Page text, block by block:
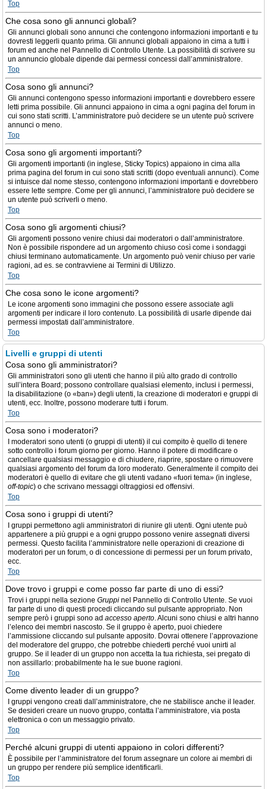
Top
Che cosa sono gli annunci globali?
Gli annunci globali sono annunci che contengono informazioni importanti e tu
dovresti leggerli quanto prima. Gli annunci globali appaiono in cima a tutti i
forum ed anche nel Pannello di Controllo Utente. La possibilità di scrivere su
un annuncio globale dipende dai permessi concessi dall’amministratore.
Top
Cosa sono gli annunci?
Gli annunci contengono spesso informazioni importanti e dovrebbero essere
letti prima possibile. Gli annunci appaiono in cima a ogni pagina del forum in
cui sono stati scritti. L’amministratore può decidere se un utente può scrivere
annunci o meno.
Top
Cosa sono gli argomenti importanti?
Gli argomenti importanti (in inglese, Sticky Topics) appaiono in cima alla
prima pagina del forum in cui sono stati scritti (dopo eventuali annunci). Come
si intuisce dal nome stesso, contengono informazioni importanti e dovrebbero
essere lette sempre. Come per gli annunci, l’amministratore può decidere se
un utente può scriverli o meno.
Top
Cosa sono gli argomenti chiusi?
Gli argomenti possono venire chiusi dai moderatori o dall’amministratore.
Non è possibile rispondere ad un argomento chiuso così come i sondaggi
chiusi terminano automaticamente. Un argomento può venir chiuso per varie
ragioni, ad es. se contravviene ai Termini di Utilizzo.
Top
Che cosa sono le icone argomenti?
Le icone argomenti sono immagini che possono essere associate agli
argomenti per indicare il loro contenuto. La possibilità di usarle dipende dai
permessi impostati dall’amministratore.
Top
Livelli e gruppi di utenti
Cosa sono gli amministratori?
Gli amministratori sono gli utenti che hanno il più alto grado di controllo
sull’intera Board; possono controllare qualsiasi elemento, inclusi i permessi,
la disabilitazione (o «ban») degli utenti, la creazione di moderatori e gruppi di
utenti, ecc. Inoltre, possono moderare tutti i forum.
Top
Cosa sono i moderatori?
I moderatori sono utenti (o gruppi di utenti) il cui compito è quello di tenere
sotto controllo i forum giorno per giorno. Hanno il potere di modificare o
cancellare qualsiasi messaggio e di chiudere, riaprire, spostare o rimuovere
qualsiasi argomento del forum da loro moderato. Generalmente il compito dei
moderatori è quello di evitare che gli utenti vadano «fuori tema» (in inglese,
off-topic) o che scrivano messaggi oltraggiosi ed offensivi.
Top
Cosa sono i gruppi di utenti?
I gruppi permettono agli amministratori di riunire gli utenti. Ogni utente può
appartenere a più gruppi e a ogni gruppo possono venire assegnati diversi
permessi. Questo facilita l’amministratore nelle operazioni di creazione di
moderatori per un forum, o di concessione di permessi per un forum privato,
ecc.
Top
Dove trovo i gruppi e come posso far parte di uno di essi?
Trovi i gruppi nella sezione Gruppi nel Pannello di Controllo Utente. Se vuoi
far parte di uno di questi procedi cliccando sul pulsante appropriato. Non
sempre però i gruppi sono ad accesso aperto. Alcuni sono chiusi e altri hanno
l’elenco dei membri nascosto. Se il gruppo è aperto, puoi chiedere
l’ammissione cliccando sul pulsante apposito. Dovrai ottenere l’approvazione
del moderatore del gruppo, che potrebbe chiederti perché vuoi unirti al
gruppo. Se il leader di un gruppo non accetta la tua richiesta, sei pregato di
non assillarlo: probabilmente ha le sue buone ragioni.
Top
Come divento leader di un gruppo?
I gruppi vengono creati dall’amministratore, che ne stabilisce anche il leader.
Se desideri creare un nuovo gruppo, contatta l’amministratore, via posta
elettronica o con un messaggio privato.
Top
Perché alcuni gruppi di utenti appaiono in colori differenti?
È possibile per l’amministratore del forum assegnare un colore ai membri di
un gruppo per rendere più semplice identificarli.
Top